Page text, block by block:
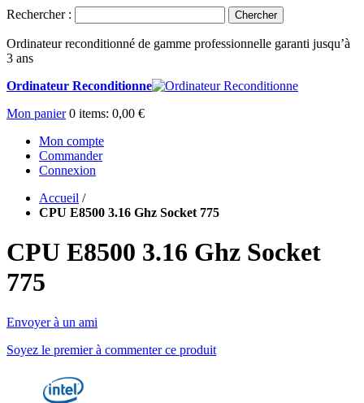
Rechercher : Chercher
Ordinateur reconditionné de gamme professionnelle garanti jusqu’à
3 ans
Ordinateur Reconditionne
Mon panier 0 items: 0,00 €
Mon compte
Commander
Connexion
Accueil /
CPU E8500 3.16 Ghz Socket 775
CPU E8500 3.16 Ghz Socket
775
Envoyer à un ami
Soyez le premier à commenter ce produit